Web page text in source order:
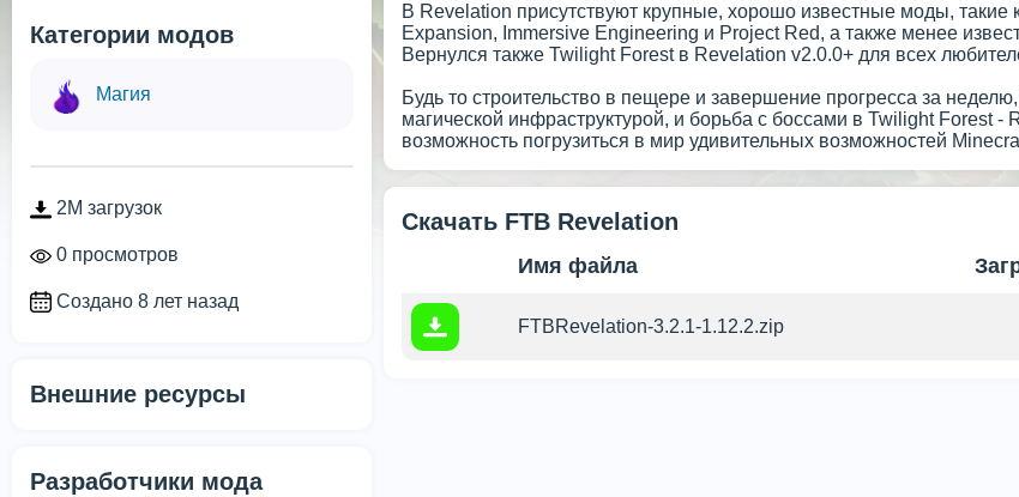
Категории модов
Магия
2M загрузок
0 просмотров
Создано 8 лет назад
Внешние ресурсы
Разработчики мода
В Revelation присутствуют крупные, хорошо известные моды, такие
Expansion, Immersive Engineering и Project Red, а также менее
Вернулся также Twilight Forest в Revelation v2.0.0+ для всех
Будь то строительство в пещере и завершение прогресса за
магической инфраструктурой, и борьба с боссами в Twilight Forest
возможность погрузиться в мир удивительных возможностей
Скачать FTB Revelation
Имя файла
FTBRevelation-3.2.1-1.12.2.zip